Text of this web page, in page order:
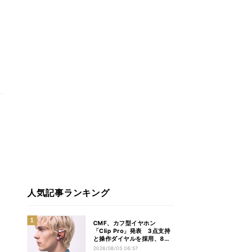
人気記事ランキング
CMF、カフ型イヤホン
「Clip Pro」発表 3点支持
と操作ダイヤルを採用、8月
15日発売
2026/08/05 06:57